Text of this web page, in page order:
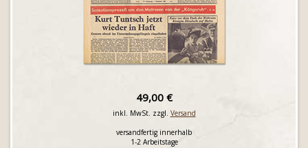
49,00 €
inkl. MwSt. zzgl. Versand
versandfertig innerhalb
1-2 Arbeitstage